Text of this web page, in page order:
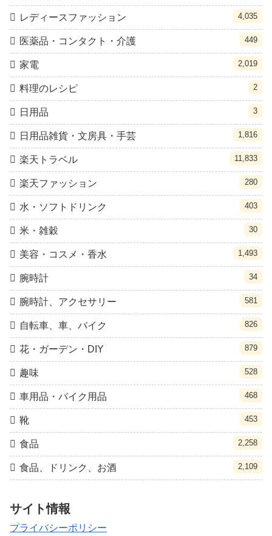
レディースファッション 4,035
医薬品・コンタクト・介護 449
家電 2,019
料理のレシピ 2
日用品 3
日用品雑貨・文房具・手芸 1,816
楽天トラベル 11,833
楽天ファッション 280
水・ソフトドリンク 403
米・雑穀 30
美容・コスメ・香水 1,493
腕時計 34
腕時計、アクセサリー 581
自転車、車、バイク 826
花・ガーデン・DIY 879
趣味 528
車用品・バイク用品 468
靴 453
食品 2,258
食品、ドリンク、お酒 2,109
サイト情報
プライバシーポリシー